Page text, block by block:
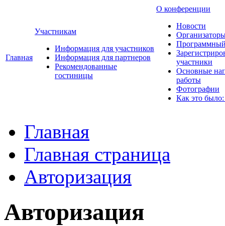
Главная
Участникам
Информация для участников
Информация для партнеров
Рекомендованные
гостиницы
О конференции
Новости
участники
Основные
работы
Фотографии
Как это
Главная
Главная страница
Авторизация
Авторизация